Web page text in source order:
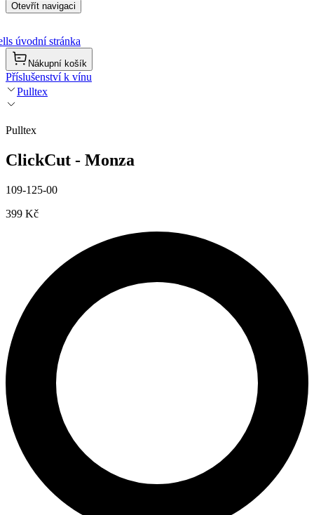
Otevřít navigaci
úvodní stránka
Nákupní košík
Příslušenství k vínu
Pulltex
Pulltex
ClickCut - Monza
109-125-00
399 Kč